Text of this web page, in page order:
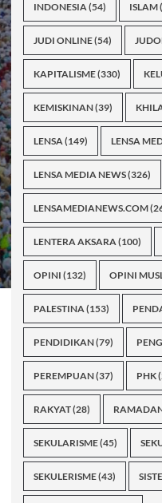
INDONESIA(54) ISLAM
JUDI ONLINE(54)
KAPITALISME(330)
KEMISKINAN(39)
LENSA(149) LENSA
LENSA MEDIA NEWS(326)
LENSAMEDIANEWS.COM
LENTERA AKSARA(100)
OPINI (132) OPINI
PALESTINA(153)
PENDIDIKAN(79)
PEREMPUAN(37) PHK
RAKYAT(28)
SEKULARISME(45)
SEKULERISME(43)